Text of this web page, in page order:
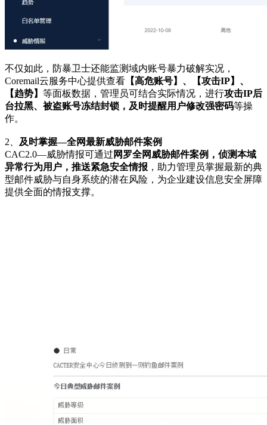
不仅如此，防暴卫士还能监测域内账号暴力破解实况，
Coremail云服务中心提供查看 【高危账号】、【攻击IP】、
【趋势】 等面板数据，管理员可结合实际情况，进行攻击IP后
台拉黑、被盗账号冻结封锁，及时提醒用户修改强密码等操
作。
2、 及时掌握—全网最新威胁邮件案例
CAC2.0—威胁情报可通过 网罗全网威胁邮件案例，侦测本域
异常行为用户，推送紧急安全情报 ，助力管理员掌握最新的典
型邮件威胁与自身系统的潜在风险，为企业建设信息安全屏障
提供全面的情报支撑。